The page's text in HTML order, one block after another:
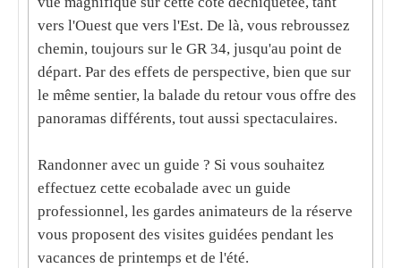
vers l'Ouest que vers l'Est. De là, vous rebroussez
chemin, toujours sur le GR 34, jusqu'au point de
départ. Par des effets de perspective, bien que sur
le même sentier, la balade du retour vous offre des
panoramas différents, tout aussi spectaculaires.
Randonner avec un guide ? Si vous souhaitez
effectuez cette ecobalade avec un guide
professionnel, les gardes animateurs de la réserve
vous proposent des visites guidées pendant les
vacances de printemps et de l'été.